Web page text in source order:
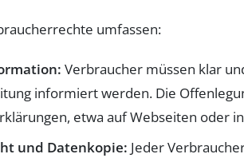
umfassen:
Verbraucher müssen klar
informiert werden. Die
etwa auf Webseiten oder
und Datenkopie: Jeder